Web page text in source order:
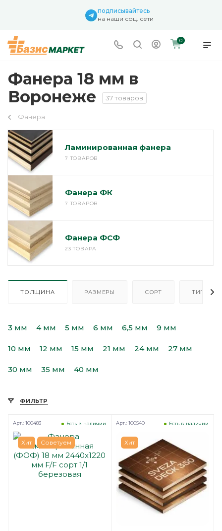
подписывайтесь
на наши соц. сети
0
Фанера 18 мм в
Воронеже
37 товаров
Фанера
Ламинированная фанера
7 ТОВАРОВ
Фанера ФК
7 ТОВАРОВ
Фанера ФСФ
23 ТОВАРА
ТОЛЩИНА РАЗМЕРЫ СОРТ ТИП
3 мм 4 мм 5 мм 6 мм 6,5 мм 9 мм
10 мм 12 мм 15 мм 21 мм 24 мм 27 мм
30 мм 35 мм 40 мм
ФИЛЬТР
Хит Советуем
Есть в наличии
Арт.: 100483
Хит
Есть в наличии
Арт.: 100540